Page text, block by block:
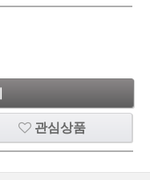
관심상품